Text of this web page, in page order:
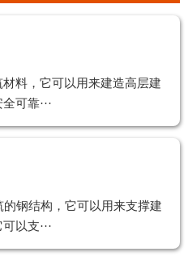
料，它可以用来建造高层建
可靠···
钢结构，它可以用来支撑建
以支···